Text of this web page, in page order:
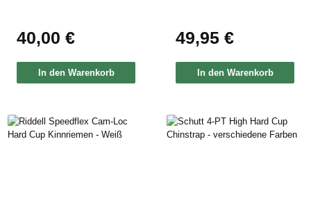
Regulärer Preis:
40,00 €
In den Warenkorb
Regulärer Preis:
49,95 €
In den Warenkorb